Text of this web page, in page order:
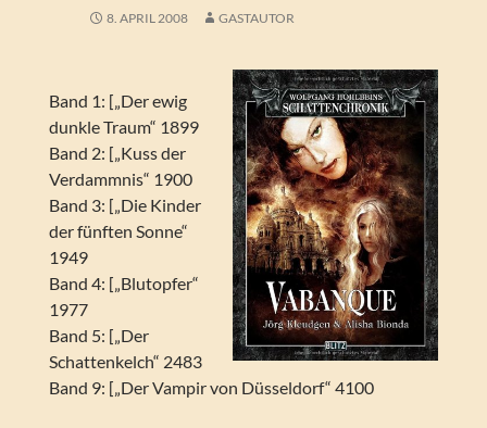
8. APRIL 2008 GASTAUTOR
Band 1: [„Der ewig
dunkle Traum“ 1899
Band 2: [„Kuss der
Verdammnis“ 1900
Band 3: [„Die Kinder
der fünften Sonne“
1949
Band 4: [„Blutopfer“
1977
Band 5: [„Der
Schattenkelch“ 2483
Band 9: [„Der Vampir von Düsseldorf“ 4100